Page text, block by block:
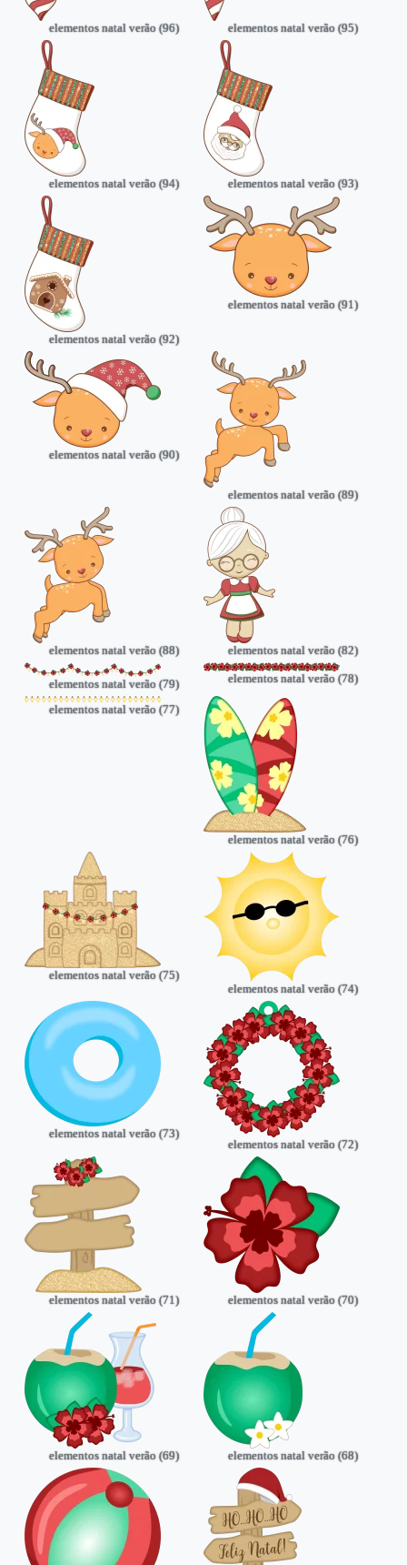
elementos natal verão (96) elementos natal verão (95)
elementos natal verão (94) elementos natal verão (93)
elementos natal verão (92)
elementos natal verão (91)
elementos natal verão (90)
elementos natal verão (89)
elementos natal verão (88) elementos natal verão (82)
elementos natal verão (79) elementos natal verão (78)
elementos natal verão (77)
elementos natal verão (76)
elementos natal verão (75)
elementos natal verão (74)
elementos natal verão (73)
elementos natal verão (72)
elementos natal verão (71) elementos natal verão (70)
elementos natal verão (69) elementos natal verão (68)